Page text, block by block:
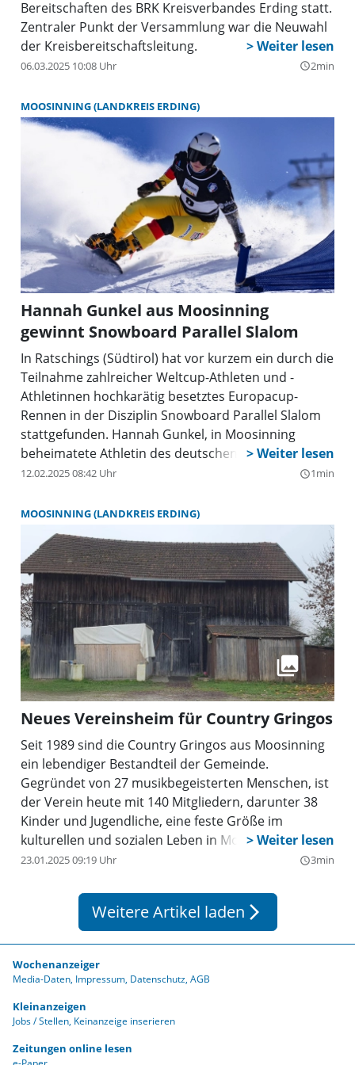
BRK-Kreisbereitschaften stellen sich
neu auf
In Moosinning fand die Mitgliederversammlung der
Bereitschaften des BRK Kreisverbandes Erding statt.
Zentraler Punkt der Versammlung war die Neuwahl
der Kreisbereitschaftsleitung.
06.03.2025 10:08 Uhr 2min
MOOSINNING (LANDKREIS ERDING)
Hannah Gunkel aus Moosinning
In Ratschings (Südtirol) hat vor kurzem ein durch die
Teilnahme zahlreicher Weltcup-Athleten und -
Athletinnen hochkarätig besetztes Europacup-
Rennen in der Disziplin Snowboard Parallel Slalom
stattgefunden. Hannah Gunkel, in Moosinning
beheimatete Athletin des deutschen Nachwuchs-
Nationalkaders, hat durch starke Leistungen in den
Finalläufen das große Finale erreicht und sich auch
dort gegen die Weltcup-erfahrene Italienerin
Fabiana Fachin durchgesetzt.
12.02.2025 08:42 Uhr query_builder1min
MOOSINNING (LANDKREIS ERDING)
Seit 1989 sind die Country Gringos aus Moosinning
ein lebendiger Bestandteil der Gemeinde.
Gegründet von 27 musikbegeisterten Menschen, ist
der Verein heute mit 140 Mitgliedern, darunter 38
Kinder und Jugendliche, eine feste Größe im
das Vereinsheim, eine alte Scheune in
klein. Um weiterhin einen Ort für Gemeinschaft,
23.01.2025 09:19 Uhr